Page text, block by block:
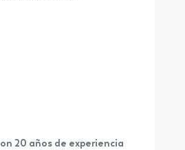
20 años de experiencia